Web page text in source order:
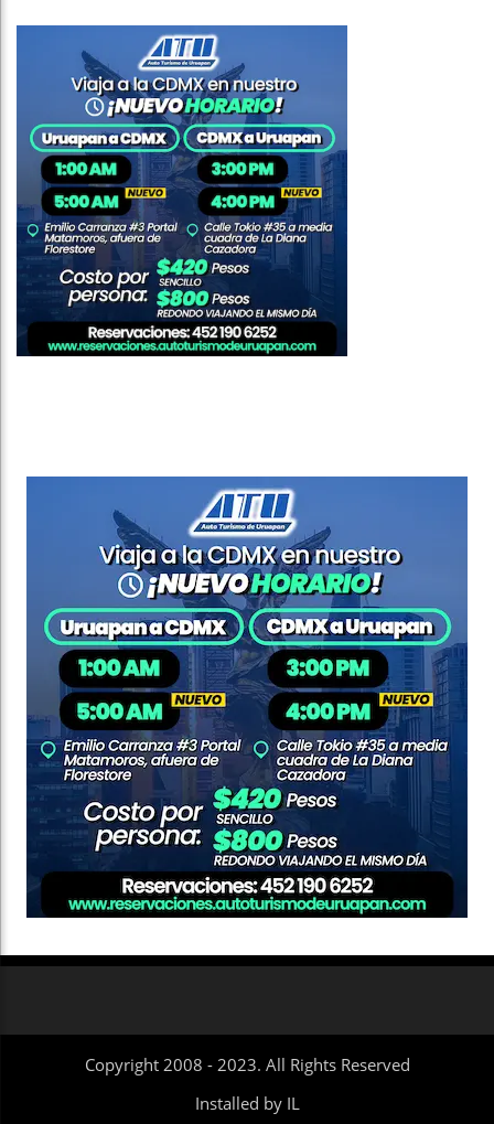
Copyright 2008 - 2023. All Rights Reserved
Installed by IL